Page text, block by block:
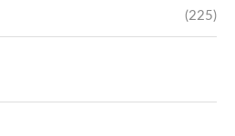
(225)